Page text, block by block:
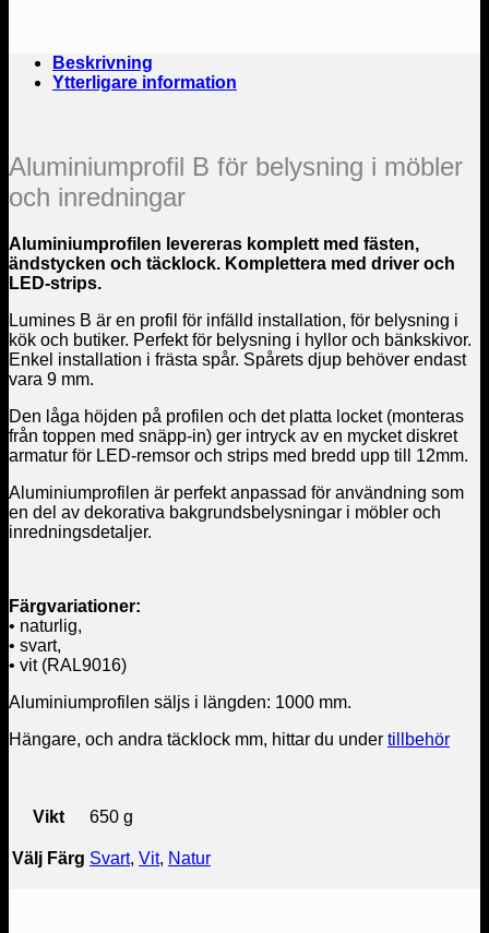
Beskrivning
Ytterligare information
Aluminiumprofil B för belysning i möbler
och inredningar
Aluminiumprofilen levereras komplett med fästen,
ändstycken och täcklock. Komplettera med driver och
LED-strips.
Lumines B är en profil för infälld installation, för belysning i
kök och butiker. Perfekt för belysning i hyllor och bänkskivor.
Enkel installation i frästa spår. Spårets djup behöver endast
vara 9 mm.
Den låga höjden på profilen och det platta locket (monteras
från toppen med snäpp-in) ger intryck av en mycket diskret
armatur för LED-remsor och strips med bredd upp till 12mm.
Aluminiumprofilen är perfekt anpassad för användning som
en del av dekorativa bakgrundsbelysningar i möbler och
inredningsdetaljer.
Färgvariationer:
• naturlig,
• svart,
• vit (RAL9016)
Aluminiumprofilen säljs i längden: 1000 mm.
Hängare, och andra täcklock mm, hittar du under tillbehör
Vikt 650 g
Välj Färg Svart, Vit, Natur